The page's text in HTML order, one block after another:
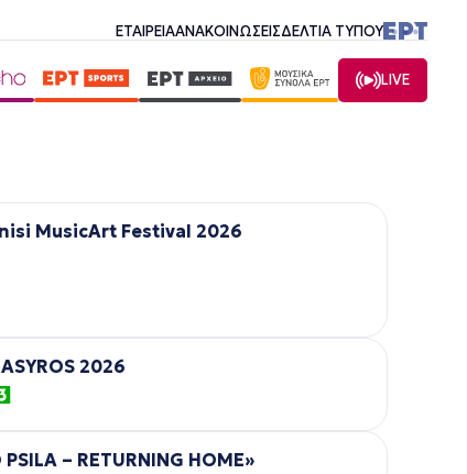
ΕΤΑΙΡΕΙΑΑΝΑΚΟΙΝΩΣΕΙΣΔΕΛΤΙΑ ΤΥΠΟΥ
LIVE
MusicArt Festival 2026
2026
PSILA – RETURNING HOME»